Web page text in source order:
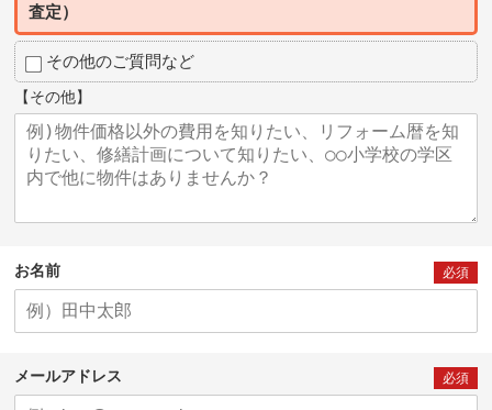
査定）
その他のご質問など
【その他】
お名前 必須
メールアドレス 必須